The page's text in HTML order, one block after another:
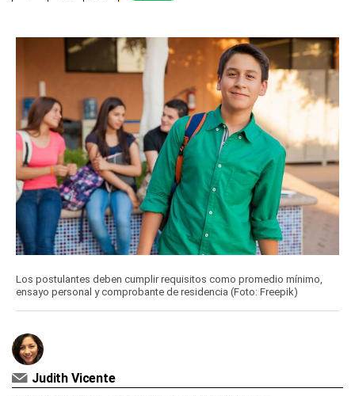
Los postulantes deben cumplir requisitos como promedio mínimo,
ensayo personal y comprobante de residencia (Foto: Freepik)
Judith Vicente